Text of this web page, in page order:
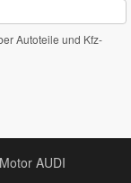
Autoteile und Kfz-
AUDI